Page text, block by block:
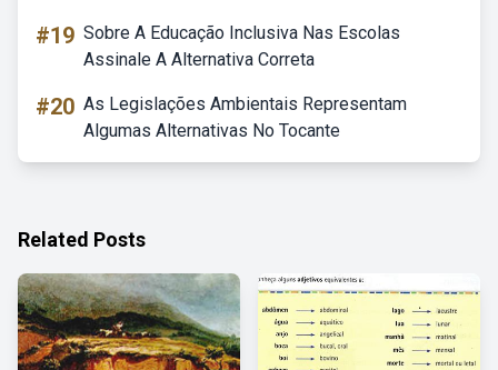
#19 Sobre A Educação Inclusiva Nas Escolas
Assinale A Alternativa Correta
#20 As Legislações Ambientais Representam
Algumas Alternativas No Tocante
Related Posts